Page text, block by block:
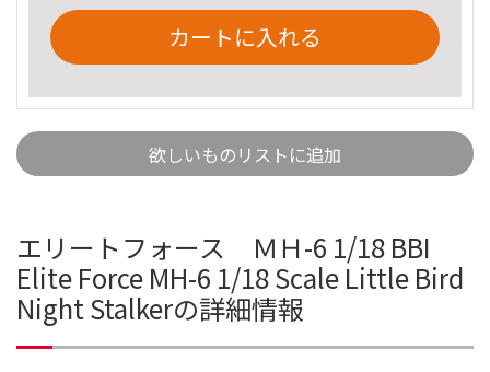
カートに入れる
欲しいものリストに追加
エリートフォース ＭＨ-6 1/18 BBI
Elite Force MH-6 1/18 Scale Little Bird
Night Stalkerの詳細情報